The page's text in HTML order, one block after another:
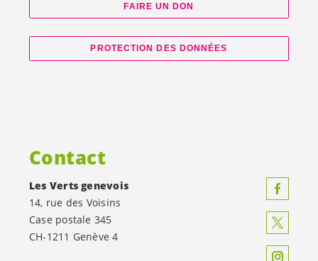
FAIRE UN DON
PROTECTION DES DONNÉES
Contact
Les Verts genevois
14, rue des Voisins
Case postale 345
CH-1211 Genève 4